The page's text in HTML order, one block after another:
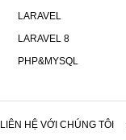
LARAVEL
LARAVEL 8
PHP&MYSQL
LIÊN HỆ VỚI CHÚNG TÔI